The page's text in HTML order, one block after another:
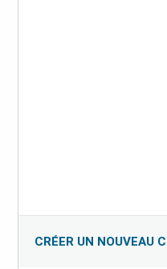
CRÉER UN NOUVEAU